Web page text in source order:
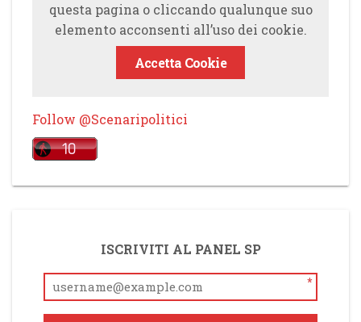
questa pagina o cliccando qualunque suo
elemento acconsenti all’uso dei cookie.
Accetta Cookie
Follow @Scenaripolitici
ISCRIVITI AL PANEL SP
*